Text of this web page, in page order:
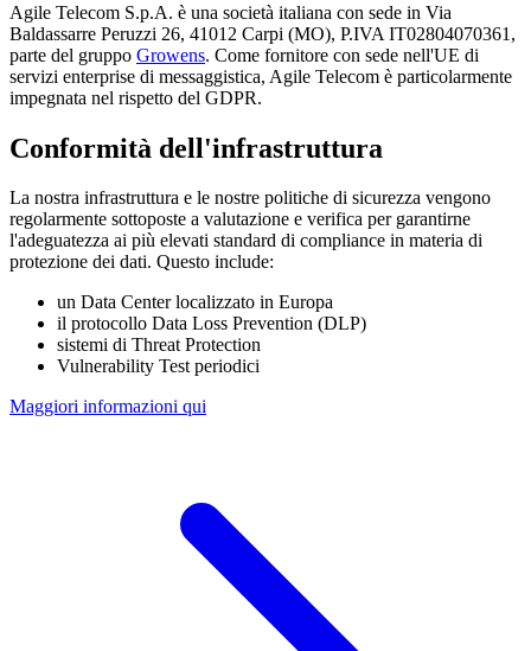
Agile Telecom S.p.A. è una società italiana con sede in Via
Baldassarre Peruzzi 26, 41012 Carpi (MO), P.IVA IT02804070361,
parte del gruppo Growens. Come fornitore con sede nell'UE di
servizi enterprise di messaggistica, Agile Telecom è particolarmente
impegnata nel rispetto del GDPR.
Conformità dell'infrastruttura
La nostra infrastruttura e le nostre politiche di sicurezza vengono
regolarmente sottoposte a valutazione e verifica per garantirne
l'adeguatezza ai più elevati standard di compliance in materia di
protezione dei dati. Questo include:
un Data Center localizzato in Europa
il protocollo Data Loss Prevention (DLP)
sistemi di Threat Protection
Vulnerability Test periodici
Maggiori informazioni qui